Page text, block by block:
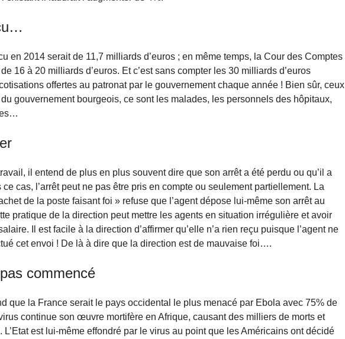
en 2014 serait de 11,7 milliards d’euros ; en même temps, la Cour des Comptes
16 à 20 milliards d’euros. Et c’est sans compter les 30 milliards d’euros
offertes au patronat par le gouvernement chaque année ! Bien sûr, ceux
gouvernement bourgeois, ce sont les malades, les personnels des hôpitaux,
il entend de plus en plus souvent dire que son arrêt a été perdu ou qu’il a
cas, l’arrêt peut ne pas être pris en compte ou seulement partiellement. La
de la poste faisant foi » refuse que l’agent dépose lui-même son arrêt au
pratique de la direction peut mettre les agents en situation irrégulière et avoir
Il est facile à la direction d’affirmer qu’elle n’a rien reçu puisque l’agent ne
cet envoi ! De là à dire que la direction est de mauvaise foi….
commencé
que la France serait le pays occidental le plus menacé par Ebola avec 75% de
continue son œuvre mortifère en Afrique, causant des milliers de morts et
est lui-même effondré par le virus au point que les Américains ont décidé